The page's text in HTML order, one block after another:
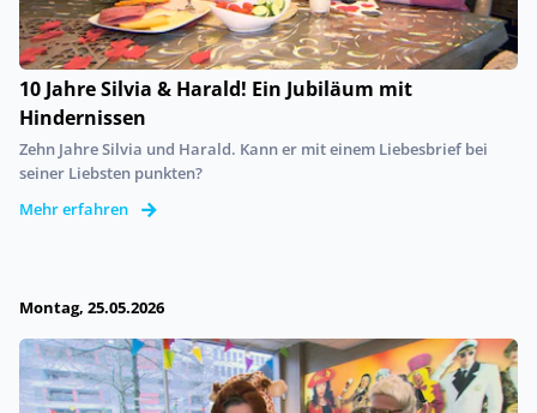
10 Jahre Silvia & Harald! Ein Jubiläum mit
Hindernissen
Zehn Jahre Silvia und Harald. Kann er mit einem Liebesbrief bei
seiner Liebsten punkten?
Mehr erfahren
Montag, 25.05.2026